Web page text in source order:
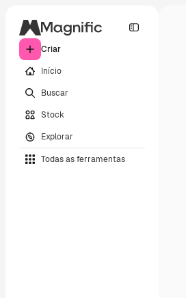
Criar
Início
Buscar
Stock
Explorar
Todas as ferramentas